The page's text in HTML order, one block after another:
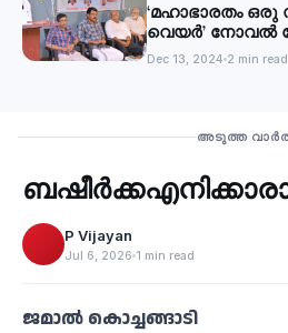
‘മഹാഭാരതം
വെയര്‍’ നോവൽ
കൃതി: എം എൻ
Dec 13, 2024 2 min read
അടുത്ത
‹
P Vijayan
Jul 6, 2026 1 min read
ജമാൽ കൊച്ചങ്ങാടി